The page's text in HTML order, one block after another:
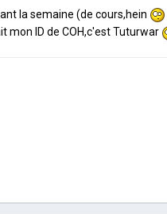
la semaine (de cours,hein
mon ID de COH,c'est Tuturwar